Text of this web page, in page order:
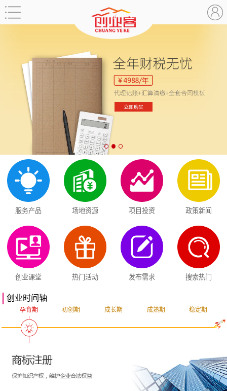
服务产品 场地资源 项目投资 政策新闻
创业课堂 热门活动 发布需求 搜索热门
创业时间轴
孕育期 初创期 成长期 成熟期 稳定期